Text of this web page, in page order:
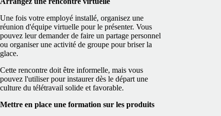
Une fois votre employé installé, organisez une
réunion d'équipe virtuelle pour le présenter. Vous
pouvez leur demander de faire un partage personnel
ou organiser une activité de groupe pour briser la
glace.
Cette rencontre doit être informelle, mais vous
pouvez l'utiliser pour instaurer dès le départ une
culture du télétravail solide et favorable.
Mettre en place une formation sur les produits